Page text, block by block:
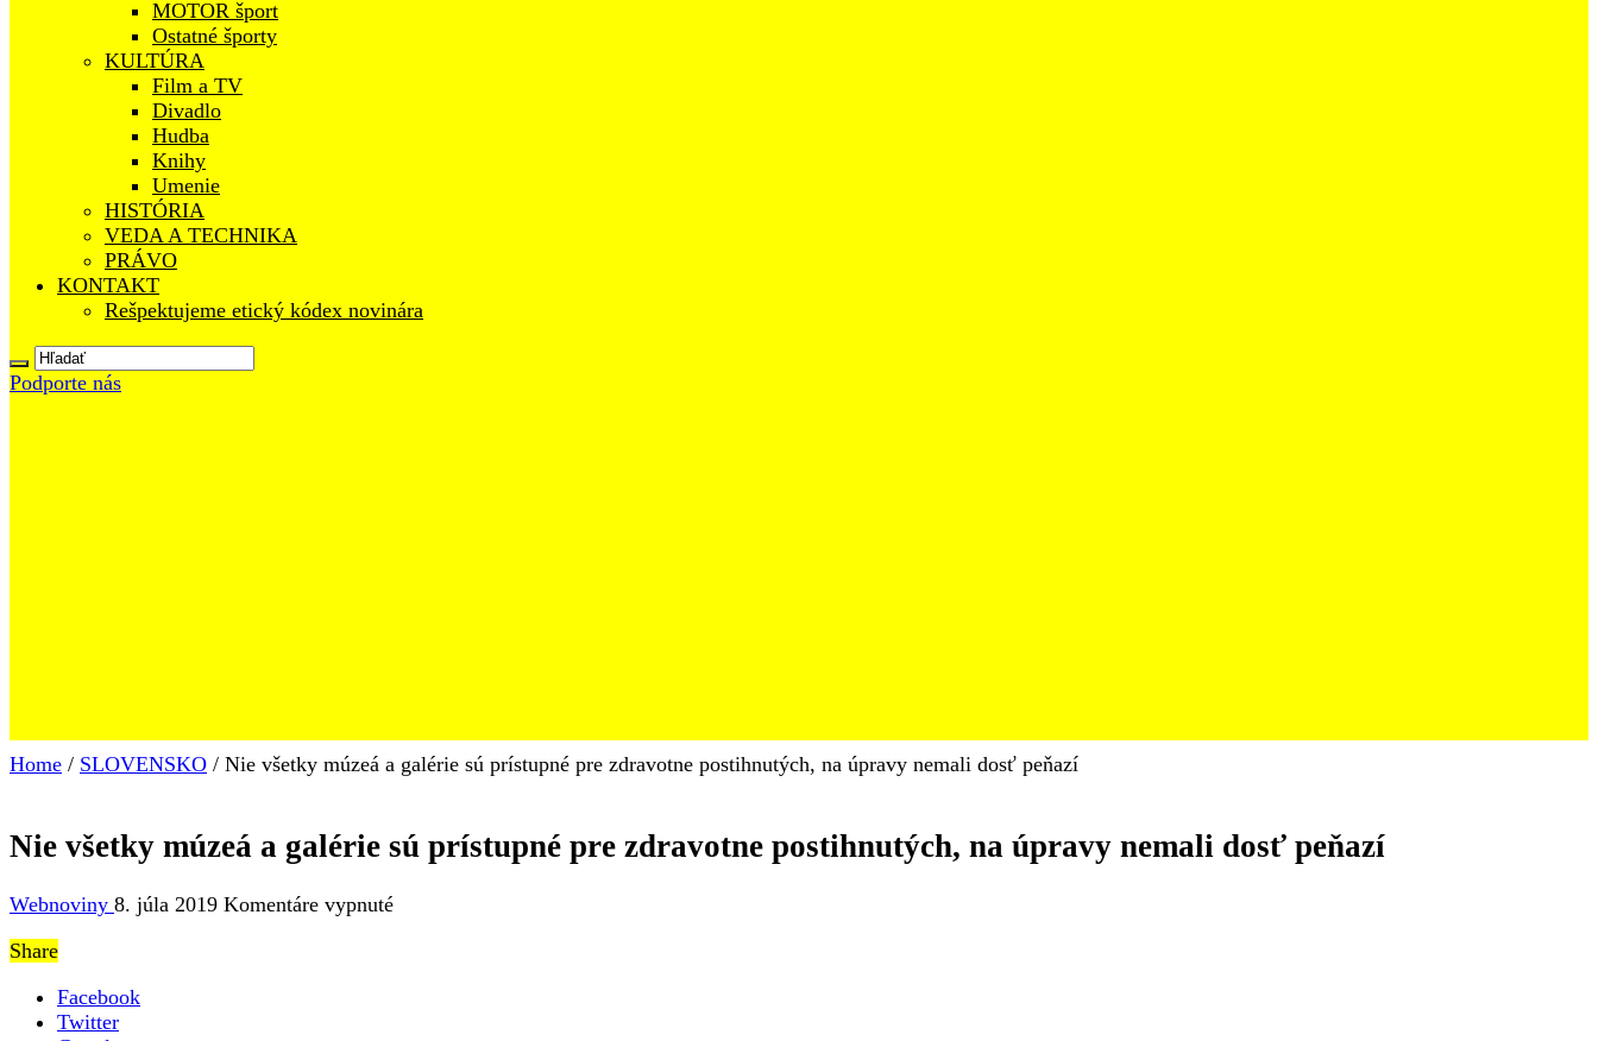
MOTOR šport
Ostatné športy
KULTÚRA
Film a TV
Divadlo
Hudba
Knihy
Umenie
HISTÓRIA
VEDA A TECHNIKA
PRÁVO
KONTAKT
Rešpektujeme etický kódex novinára
Podporte nás
Home / SLOVENSKO / Nie všetky múzeá a galérie sú prístupné pre zdravotne postihnutých, na úpravy nemali dosť peňazí
Nie všetky múzeá a galérie sú prístupné pre zdravotne postihnutých, na úpravy nemali dosť peňazí
Webnoviny 8. júla 2019 Komentáre vypnuténa
Share
Facebook
Twitter